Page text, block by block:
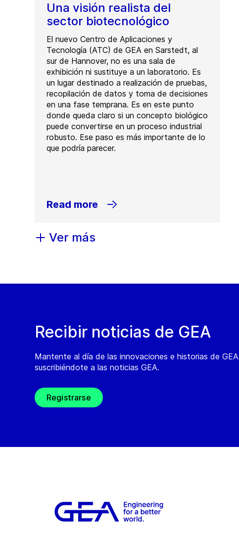
Una visión realista del
sector biotecnológico
El nuevo Centro de Aplicaciones y
Tecnología (ATC) de GEA en Sarstedt, al
sur de Hannover, no es una sala de
exhibición ni sustituye a un laboratorio. Es
un lugar destinado a realización de pruebas,
recopilación de datos y toma de decisiones
en una fase temprana. Es en este punto
donde queda claro si un concepto biológico
puede convertirse en un proceso industrial
robusto. Ese paso es más importante de lo
que podría parecer.
Read more
Ver más
Recibir noticias de GEA
Mantente al día de las innovaciones e historias de GEA
suscribiéndote a las noticias GEA.
Registrarse